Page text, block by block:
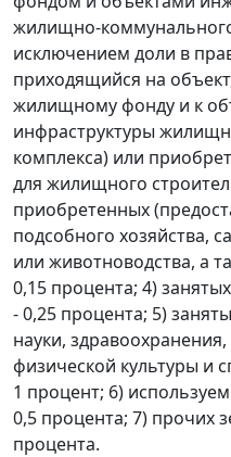
жилищно-
исключением доли в
приходящийся на
жилищному фонду и к
инфраструктуры
комплекса) или
для жилищного
приобретенных
подсобного хозяйства,
или животноводства, а
0,15 процента; 4)
- 0,25 процента; 5)
науки,
физической культуры и
1 процент; 6)
0,5 процента; 7) прочих
процента.